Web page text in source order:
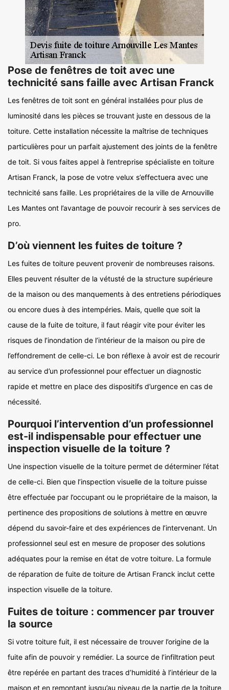
Pose de fenêtres de toit avec une
technicité sans faille avec Artisan Franck
Les fenêtres de toit sont en général installées pour plus de
luminosité dans les pièces se trouvant juste en dessous de la
toiture. Cette installation nécessite la maîtrise de techniques
particulières pour un parfait ajustement des joints de la fenêtre
de toit. Si vous faites appel à l’entreprise spécialiste en toiture
Artisan Franck, la pose de votre velux s’effectuera avec une
technicité sans faille. Les propriétaires de la ville de Arnouville
Les Mantes ont l’avantage de pouvoir recourir à ses services de
pro.
D’où viennent les fuites de toiture ?
Les fuites de toiture peuvent provenir de nombreuses raisons.
Elles peuvent résulter de la vétusté de la structure supérieure
de la maison ou des manquements à des entretiens périodiques
ou encore dues à des intempéries. Mais, quelle que soit la
cause de la fuite de toiture, il faut réagir vite pour éviter les
risques de l’inondation de l’intérieur de la maison ou pire de
l’effondrement de celle-ci. Le bon réflexe à avoir est de recourir
au service d’un professionnel pour effectuer un diagnostic
rapide et mettre en place des dispositifs d’urgence en cas de
nécessité.
Pourquoi l’intervention d’un professionnel
est-il indispensable pour effectuer une
inspection visuelle de la toiture ?
Une inspection visuelle de la toiture permet de déterminer l’état
de celle-ci. Bien que l’inspection visuelle de la toiture puisse
être effectuée par l’occupant ou le propriétaire de la maison, la
pertinence des propositions de solutions à mettre en œuvre
dépend du savoir-faire et des expériences de l’intervenant. Un
professionnel seul est en mesure de proposer des solutions
adéquates pour la remise en état de votre toiture. La formule
de réparation de fuite de toiture de Artisan Franck inclut cette
inspection visuelle de la toiture.
Fuites de toiture : commencer par trouver
la source
Si votre toiture fuit, il est nécessaire de trouver l’origine de la
fuite afin de pouvoir y remédier. La source de l’infiltration peut
être repérée en partant des traces d’humidité à l’intérieur de la
maison et en remontant jusqu’au niveau de la partie de la toiture